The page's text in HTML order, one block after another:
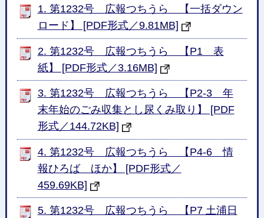
1. 第1232号 広報つちうら 【一括ダウン
ロード】 [PDF形式／9.81MB]
2. 第1232号 広報つちうら 【P1 表
紙】 [PDF形式／3.16MB]
3. 第1232号 広報つちうら 【P2-3 年
末年始のごみ収集とし尿くみ取り】 [PDF
形式／144.72KB]
4. 第1232号 広報つちうら 【P4-6 情
報ひろば ほか】 [PDF形式／
459.69KB]
5. 第1232号 広報つちうら 【P7 土浦日